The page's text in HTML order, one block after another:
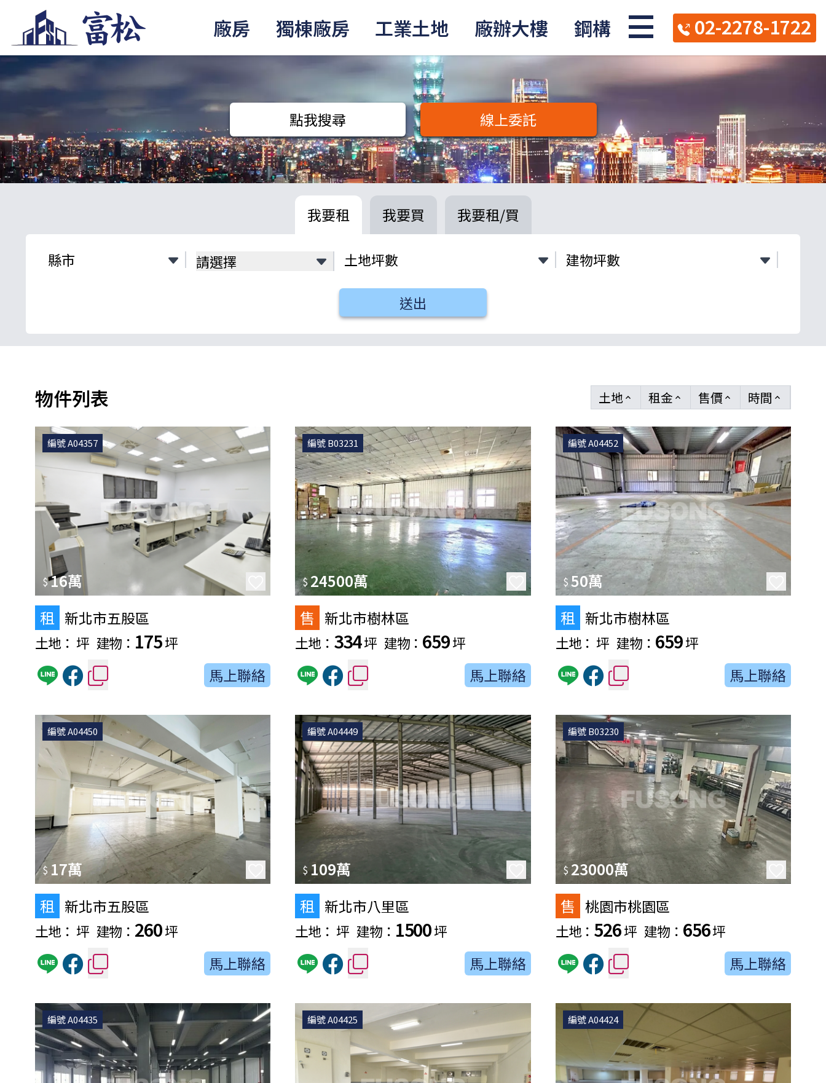
廠房 獨棟廠房 工業土地 廠辦大樓 鋼構 02-2278-1722
點我搜尋 線上委託
我要租 我要買 我要租/買
請選擇
送出
物件列表 土地 keyboard_arrow_up 租金 keyboard_arrow_up 售價 keyboard_arrow_up 時間 keyboard_arrow_up
編號 A04357
$ 16萬
租 新北市五股區
土地： 坪 建物： 175坪
馬上聯絡
編號 B03231
$ 24500萬
售 新北市樹林區
土地： 334坪 建物： 659坪
馬上聯絡
編號 A04452
$ 50萬
租 新北市樹林區
土地： 坪 建物： 659坪
馬上聯絡
編號 A04450
$ 17萬
租 新北市五股區
土地： 坪 建物： 260坪
馬上聯絡
編號 A04449
$ 109萬
租 新北市八里區
土地： 坪 建物： 1500坪
馬上聯絡
編號 B03230
$ 23000萬
售 桃園市桃園區
土地： 526坪 建物： 656坪
馬上聯絡
編號 A04435 編號 A04425 編號 A04424